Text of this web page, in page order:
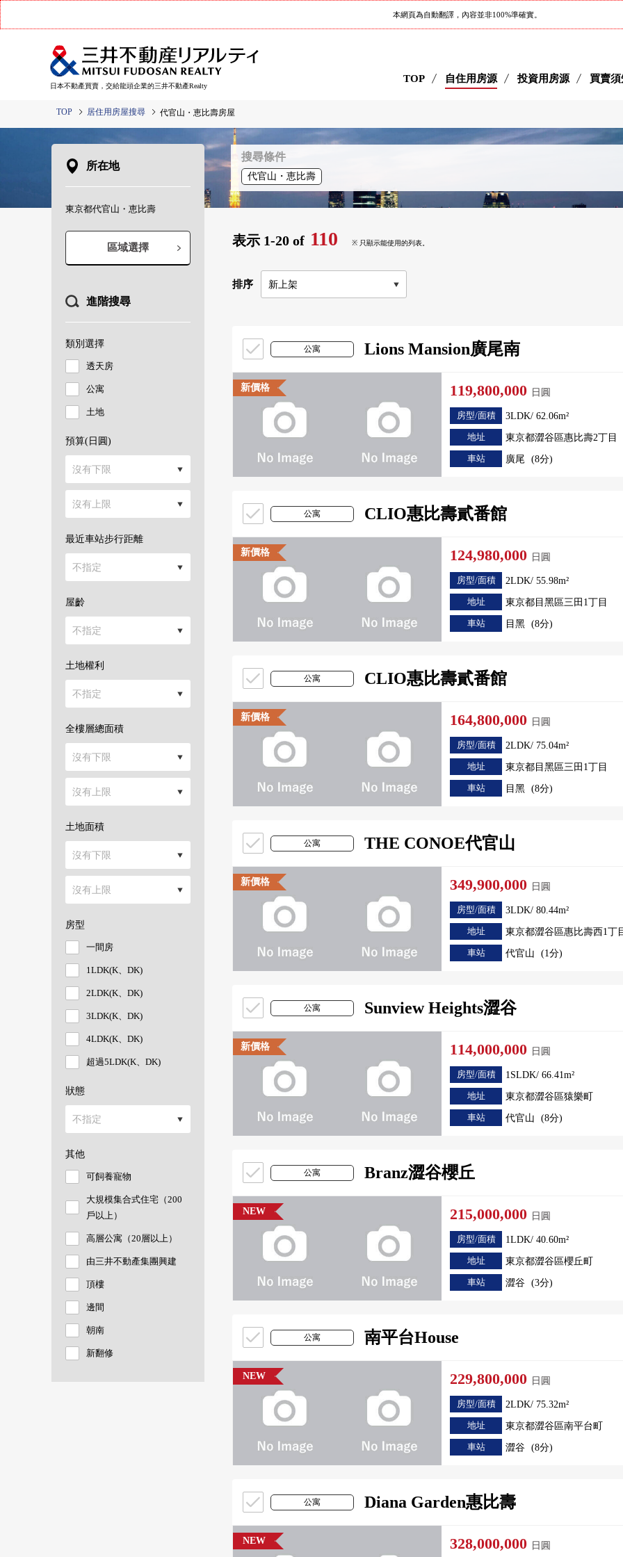
本網頁為自動翻譯，內容並非100%準確實。
日本不動產買賣，交給龍頭企業的三井不動產Realty
TOP 自住用房源 投資用房源 買賣須
TOP 居住用房屋搜尋 代官山・恵比壽房屋
搜尋條件
代官山・恵比壽
表示 1-20 of 110 ※ 只顯示能使用的列表。
排序
公寓 Lions Mansion廣尾南
新價格 119,800,000 日圓
房型/面積
3LDK/ 62.06m²
地址
東京都澀谷區惠比壽2丁目
車站
廣尾 (8分)
公寓 CLIO惠比壽貳番館
新價格 124,980,000 日圓
房型/面積
2LDK/ 55.98m²
地址
東京都目黑區三田1丁目
車站
目黑 (8分)
公寓 CLIO惠比壽貳番館
新價格 164,800,000 日圓
房型/面積
2LDK/ 75.04m²
地址
東京都目黑區三田1丁目
車站
目黑 (8分)
公寓 THE CONOE代官山
新價格 349,900,000 日圓
房型/面積
3LDK/ 80.44m²
地址
東京都澀谷區惠比壽西1丁
車站
代官山 (1分)
公寓 Sunview Heights澀谷
新價格 114,000,000 日圓
房型/面積
1SLDK/ 66.41m²
地址
東京都澀谷區猿樂町
車站
代官山 (8分)
公寓 Branz澀谷櫻丘
NEW 215,000,000 日圓
房型/面積
1LDK/ 40.60m²
地址
東京都澀谷區櫻丘町
車站
澀谷 (3分)
公寓 南平台House
NEW 229,800,000 日圓
房型/面積
2LDK/ 75.32m²
地址
東京都澀谷區南平台町
車站
澀谷 (8分)
公寓 Diana Garden惠比壽
NEW 328,000,000 日圓
所在地
東京都代官山・恵比壽
區域選擇
進階搜尋
類別選擇
透天房
公寓
土地
預算(日圓)
最近車站步行距離
屋齡
土地權利
全樓層總面積
土地面積
房型
一間房
1LDK(K、DK)
2LDK(K、DK)
3LDK(K、DK)
4LDK(K、DK)
超過5LDK(K、DK)
狀態
其他
可飼養寵物
大規模集合式住宅（200
戶以上）
高層公寓（20層以上）
由三井不動產集團興建
頂樓
邊間
朝南
新翻修